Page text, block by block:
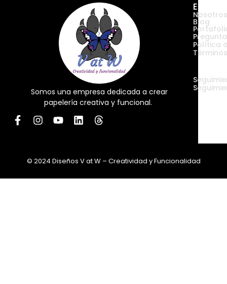
Somos una empresa dedicada a crear
papelería creativa y funcional.
Nosotros
Blog
Política
© 2024 Diseños V at W – Creatividad y Funcionalidad